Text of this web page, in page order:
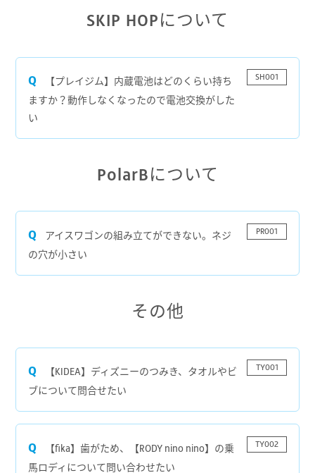
SKIP HOPについて
【プレイジム】内蔵電池はどのくらい持ち
ますか？動作しなくなったので電池交換がした
い
SH001
PolarBについて
アイスワゴンの組み立てができない。ネジ
の穴が小さい
PR001
その他
【KIDEA】ディズニーのつみき、タオルやビ
ブについて問合せたい
TY001
【fika】歯がため、【RODY nino nino】の乗
馬ロディについて問い合わせたい
TY002